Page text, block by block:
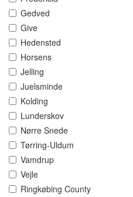
Gedved
Give
Hedensted
Horsens
Jelling
Juelsminde
Kolding
Lunderskov
Nørre Snede
Tørring-Uldum
Vamdrup
Vejle
Ringkøbing County